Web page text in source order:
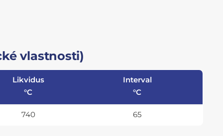
vlastnosti)
Likvidus
°C
Interval
°C
740 65